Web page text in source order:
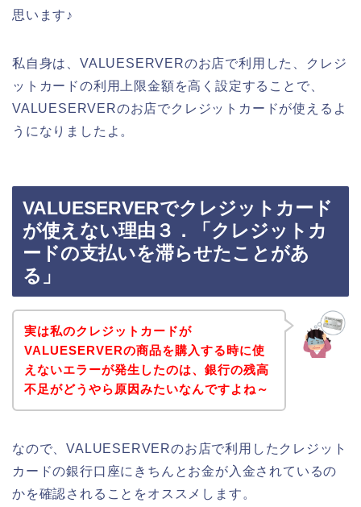
思います♪
私自身は、VALUESERVERのお店で利用した、クレジ
ットカードの利用上限金額を高く設定することで、
VALUESERVERのお店でクレジットカードが使えるよ
うになりましたよ。
VALUESERVERでクレジットカード
が使えない理由３．「クレジットカ
ードの支払いを滞らせたことがあ
る」
実は私のクレジットカードが
VALUESERVERの商品を購入する時に使
えないエラーが発生したのは、銀行の残高
不足がどうやら原因みたいなんですよね～
なので、VALUESERVERのお店で利用したクレジット
カードの銀行口座にきちんとお金が入金されているの
かを確認されることをオススメします。